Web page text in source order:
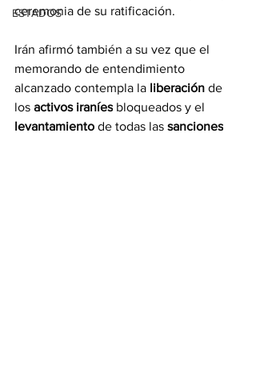
ESTADOS
ceremonia de su ratificación.
Irán afirmó también a su vez que el
memorando de entendimiento
alcanzado contempla la liberación de
los activos iraníes bloqueados y el
levantamiento de todas las sanciones